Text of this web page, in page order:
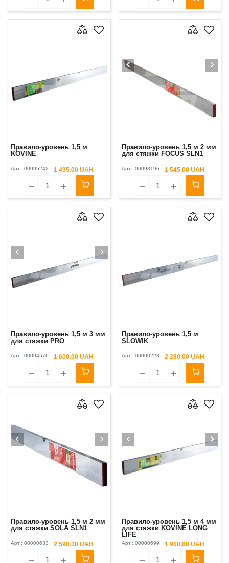
Правило-уровень 1,5 м
KOVINE
Арт.: 00095242 1 495.00 UAH
Правило-уровень 1,5 м 2 мм
для стяжки FOCUS SLN1
Арт.: 00093196 1 545.00 UAH
Правило-уровень 1,5 м 3 мм
для стяжки PRO
Арт.: 00094576 1 600.00 UAH
Правило-уровень 1,5 м
SLOWIK
Арт.: 00000223 2 280.00 UAH
Правило-уровень 1,5 м 2 мм
для стяжки SOLA SLN1
Арт.: 00000633 2 590.00 UAH
Правило-уровень 1,5 м 4 мм
для стяжки KOVINE LONG
LIFE
Арт.: 00000699 1 900.00 UAH